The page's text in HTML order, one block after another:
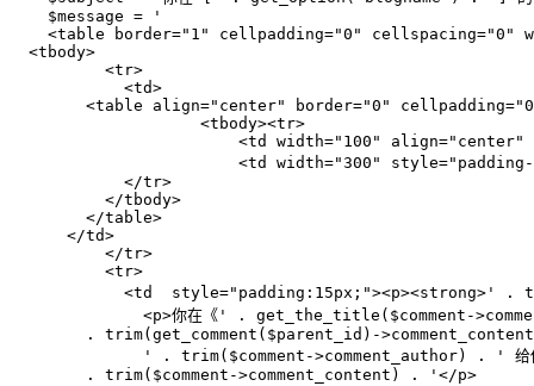
    $message = '
<table border="1" cellpadding="0" cellspacing="0"
  <tbody>
          <tr>
            <td>
<table align="center" border="0"
                    <tbody><tr>
<td width="100"
<td width="300" style="padding-
            </tr>
          </tbody>
        </table>
      </td>
          </tr>
          <tr>
<td  style="padding:15px;"><p><strong>' .
<p>你在《' . get_the_title($comment-
. trim(get_comment($parent_id)-
' . trim($comment->comment_author) . '
        . trim($comment->comment_content) . '</p>